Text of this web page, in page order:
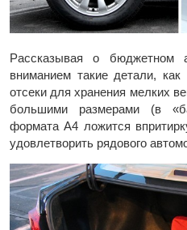
Рассказывая о бюджетном
вниманием такие детали,
отсеки для хранения мелких
большими размерами (в
формата А4 ложится
удовлетворить рядового